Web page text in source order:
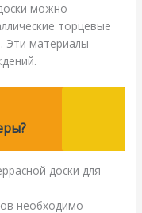
можно
торцевые
Эти материалы
доски для
необходимо